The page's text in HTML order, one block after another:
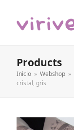
Products
Inicio » Webshop »
cristal, gris